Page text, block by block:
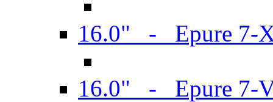
16.0" - Epure 7-
16.0" - Epure 7-